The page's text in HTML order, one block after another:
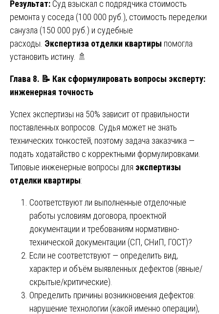
Результат: Суд взыскал с подрядчика стоимость
ремонта у соседа (100 000 руб.), стоимость переделки
санузла (150 000 руб.) и судебные
расходы. Экспертиза отделки квартиры помогла
установить истину. 🚿
Глава 8. 📝 Как сформулировать вопросы эксперту:
инженерная точность
Успех экспертизы на 50% зависит от правильности
поставленных вопросов. Судья может не знать
технических тонкостей, поэтому задача заказчика —
подать ходатайство с корректными формулировками.
Типовые инженерные вопросы для экспертизы
отделки квартиры:
Соответствуют ли выполненные отделочные
работы условиям договора, проектной
документации и требованиям нормативно-
технической документации (СП, СНиП, ГОСТ)?
Если не соответствуют — определить вид,
характер и объём выявленных дефектов (явные/
скрытые/критические).
Определить причины возникновения дефектов:
нарушение технологии (какой именно операции),